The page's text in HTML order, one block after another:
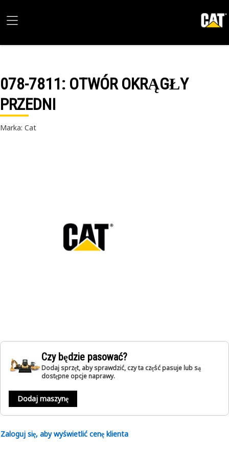
078-7811: OTWÓR OKRĄGŁY
PRZEDNI
Marka: Cat
Czy będzie pasować?
Dodaj sprzęt, aby sprawdzić, czy ta część pasuje lub są
dostępne opcje naprawy.
Dodaj maszynę
Zaloguj się, aby wyświetlić cenę klienta